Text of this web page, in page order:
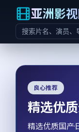
亚洲影
良心推荐
精选优
精选优质国产